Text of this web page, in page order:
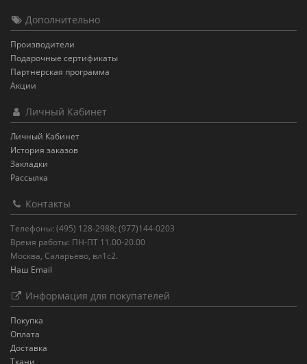
Дополнительно
Производители
Подарочные сертификаты
Партнерская программа
Акции
Личный Кабинет
Личный Кабинет
История заказов
Закладки
Рассылка
Контакты
Телефоны: (495) 128-2988; (977)144-0203
Время работы: ПН-ПТ 11.00-20.00
Москва, Саларьево, вл1с2.
Наш Email
Информация для покупателей
Покупка
Оплата
Доставка
Ткани